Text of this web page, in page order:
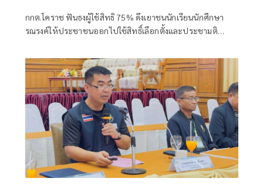
กกต.โคราช ฟันธงผู้ใช้สิทธิ 75% ดึงเยาชนนักเรียนนักศึกษา
รณรงค์ให้ประชาชนออกไปใช้สิทธิ์เลือกตั้งและประชามติ
ซื้อเสียง